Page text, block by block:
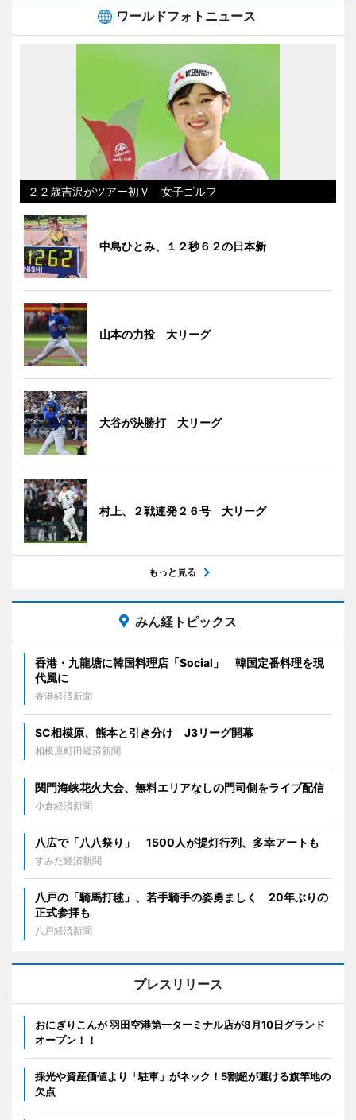
ワールドフォトニュース
２２歳吉沢がツアー初Ｖ 女子ゴルフ
中島ひとみ、１２秒６２の日本新
山本の力投 大リーグ
大谷が決勝打 大リーグ
村上、２戦連発２６号 大リーグ
もっと見る
みん経トピックス
香港・九龍塘に韓国料理店「Social」 韓国定番料理を現
代風に
香港経済新聞
SC相模原、熊本と引き分け J3リーグ開幕
相模原町田経済新聞
関門海峡花火大会、無料エリアなしの門司側をライブ配信
小倉経済新聞
八広で「八八祭り」 1500人が提灯行列、多幸アートも
すみだ経済新聞
八戸の「騎馬打毬」、若手騎手の姿勇ましく 20年ぶりの
正式参拝も
八戸経済新聞
プレスリリース
おにぎりこんが 羽田空港第一ターミナル店が8月10日グランド
オープン！！
採光や資産価値より「駐車」がネック！5割超が避ける旗竿地の
欠点